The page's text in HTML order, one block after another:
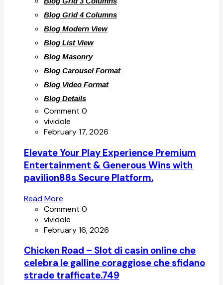
Blog Grid 4 Columns
Blog Modern View
Blog List View
Blog Masonry
Blog Carousel Format
Blog Video Format
Blog Details
Comment 0
vividole
February 17, 2026
Elevate Your Play Experience Premium
Entertainment & Generous Wins with
pavilion88s Secure Platform.
Read More
Comment 0
vividole
February 16, 2026
Chicken Road – Slot di casin online che
celebra le galline coraggiose che sfidano
strade trafficate.749